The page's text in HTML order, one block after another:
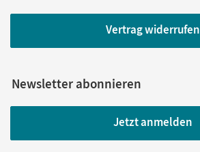
Vertrag widerrufen
Newsletter abonnieren
Jetzt anmelden